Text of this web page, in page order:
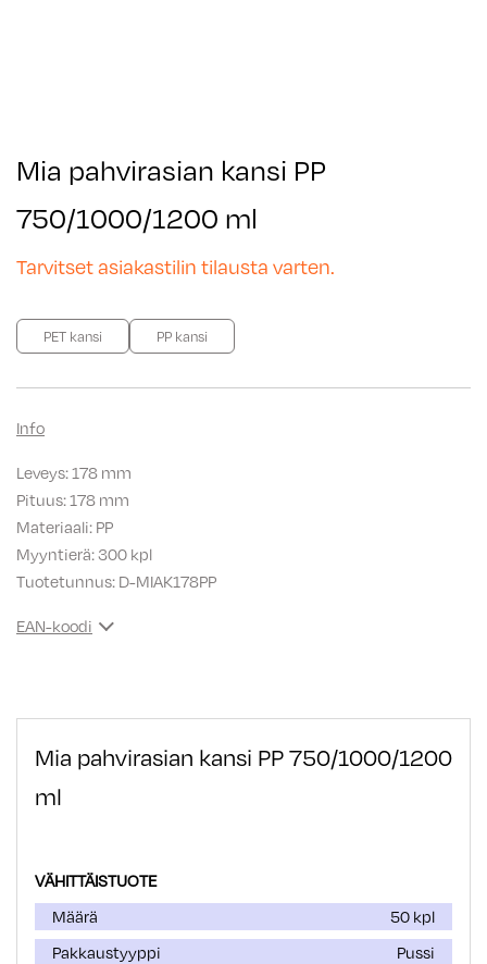
Mia pahvirasian kansi PP
750/1000/1200 ml
Tarvitset asiakastilin tilausta varten.
PET kansi PP kansi
Info
Leveys: 178 mm
Pituus: 178 mm
Materiaali: PP
Myyntierä: 300 kpl
Tuotetunnus: D-MIAK178PP
EAN-koodi
Mia pahvirasian kansi PP 750/1000/1200
ml
VÄHITTÄISTUOTE
Määrä
50 kpl
Pakkaustyyppi
Pussi